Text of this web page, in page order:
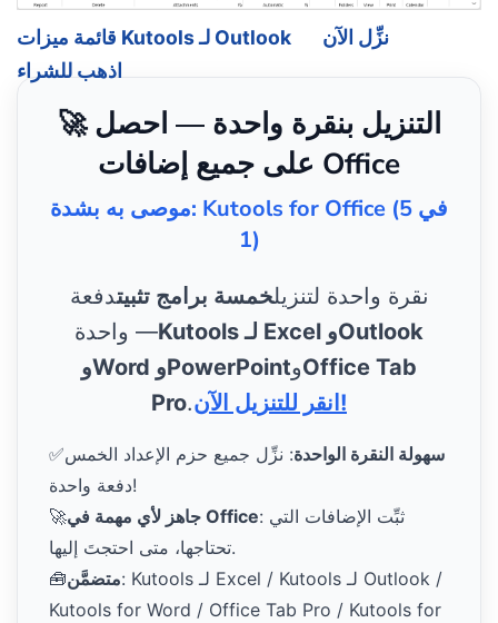
قائمة ميزات Kutools لـ Outlook
نزِّل الآن
اذهب للشراء
🚀 التنزيل بنقرة واحدة — احصل
على جميع إضافات Office
موصى به بشدة: Kutools for Office (5 في
1)
نقرة واحدة لتنزيلخمسة برامج تثبيتدفعة
واحدة —Kutools لـ Excel وOutlook
وWord وPowerPointوOffice Tab
Pro. انقر للتنزيل الآن!
✅ سهولة النقرة الواحدة: نزِّل جميع حزم الإعداد الخمس
دفعة واحدة!
🚀
جاهز لأي مهمة في Office: ثبِّت الإضافات التي
تحتاجها، متى احتجتَ إليها.
🧰متضمَّن: Kutools لـ Excel / Kutools لـ Outlook /
Kutools for Word / Office Tab Pro / Kutools for